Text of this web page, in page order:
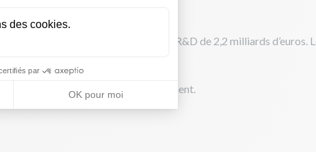
des cookies.
par
OK pour moi
publiques, et un investissement de R&D de 2,2 milliards d’euros.
dans les filières chimie-environnement.